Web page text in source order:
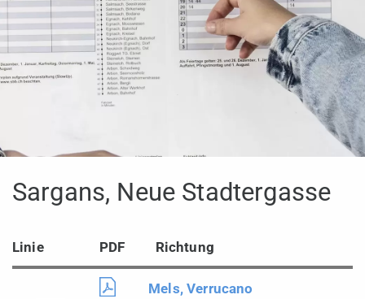
Sargans, Neue Stadtergasse
Linie PDF Richtung
Mels, Verrucano